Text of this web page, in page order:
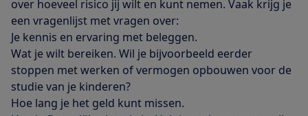
over hoeveel risico jij wilt en kunt nemen. Vaak krijg je
een vragenlijst met vragen over:
Je kennis en ervaring met beleggen.
Wat je wilt bereiken. Wil je bijvoorbeeld eerder
stoppen met werken of vermogen opbouwen voor de
studie van je kinderen?
Hoe lang je het geld kunt missen.